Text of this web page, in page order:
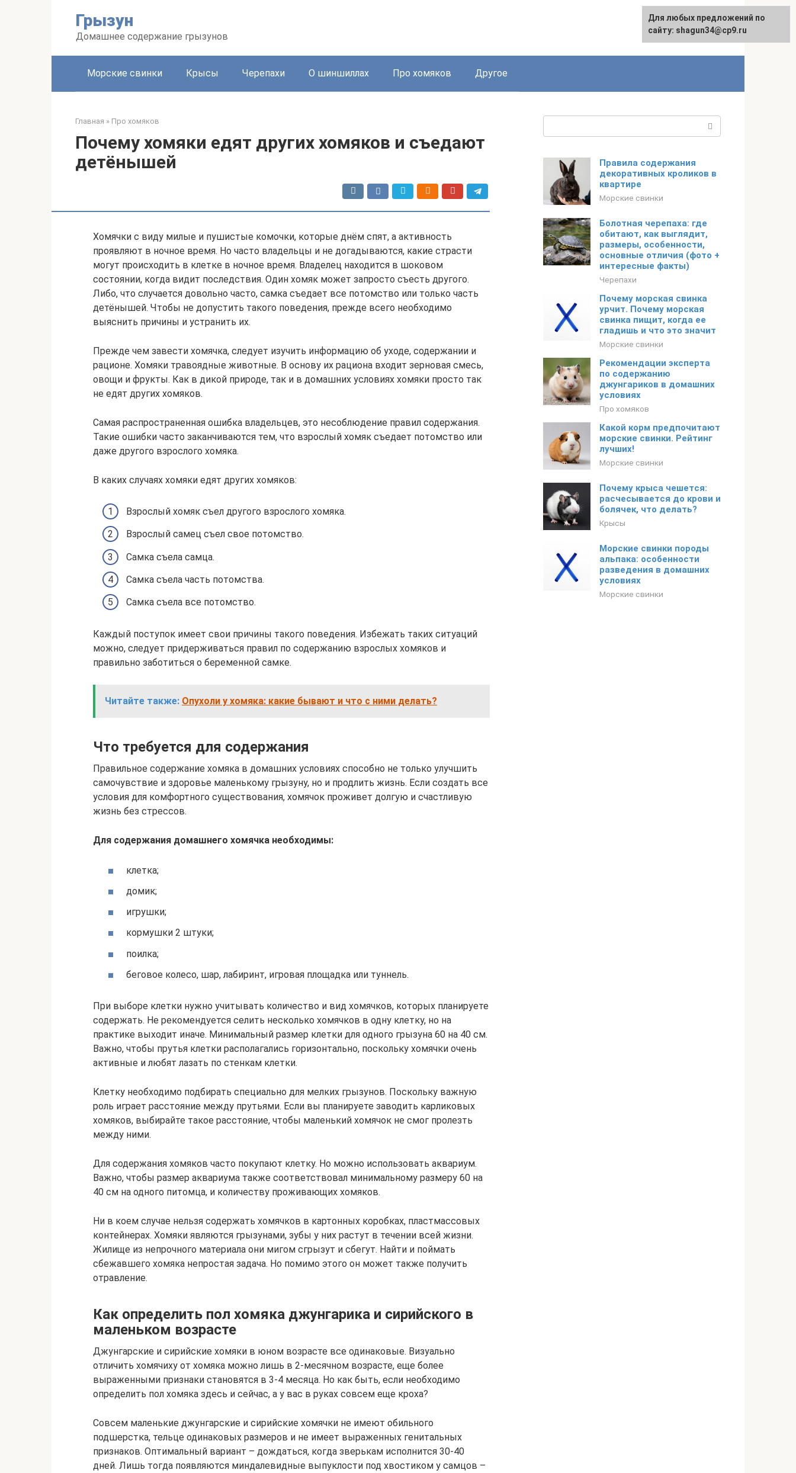
Грызун
Домашнее содержание грызунов
Морские свинки Крысы Черепахи О шиншиллах Про хомяков Другое
Главная » Про хомяков
Почему хомяки едят других хомяков и съедают
детёнышей
Хомячки с виду милые и пушистые комочки, которые днём спят, а активность
проявляют в ночное время. Но часто владельцы и не догадываются, какие страсти
могут происходить в клетке в ночное время. Владелец находится в шоковом
состоянии, когда видит последствия. Один хомяк может запросто съесть другого.
Либо, что случается довольно часто, самка съедает все потомство или только часть
детёнышей. Чтобы не допустить такого поведения, прежде всего необходимо
выяснить причины и устранить их.
Прежде чем завести хомячка, следует изучить информацию об уходе, содержании и
рационе. Хомяки травоядные животные. В основу их рациона входит зерновая смесь,
овощи и фрукты. Как в дикой природе, так и в домашних условиях хомяки просто так
не едят других хомяков.
Самая распространенная ошибка владельцев, это несоблюдение правил содержания.
Такие ошибки часто заканчиваются тем, что взрослый хомяк съедает потомство или
даже другого взрослого хомяка.
В каких случаях хомяки едят других хомяков:
Взрослый хомяк съел другого взрослого хомяка.
Взрослый самец съел свое потомство.
Самка съела самца.
Самка съела часть потомства.
Самка съела все потомство.
Каждый поступок имеет свои причины такого поведения. Избежать таких ситуаций
можно, следует придерживаться правил по содержанию взрослых хомяков и
правильно заботиться о беременной самке.
Читайте также: Опухоли у хомяка: какие бывают и что с ними делать?
Что требуется для содержания
Правильное содержание хомяка в домашних условиях способно не только улучшить
самочувствие и здоровье маленькому грызуну, но и продлить жизнь. Если создать все
условия для комфортного существования, хомячок проживет долгую и счастливую
жизнь без стрессов.
Для содержания домашнего хомячка необходимы:
клетка;
домик;
игрушки;
кормушки 2 штуки;
поилка;
беговое колесо, шар, лабиринт, игровая площадка или туннель.
При выборе клетки нужно учитывать количество и вид хомячков, которых планируете
содержать. Не рекомендуется селить несколько хомячков в одну клетку, но на
практике выходит иначе. Минимальный размер клетки для одного грызуна 60 на 40 см.
Важно, чтобы прутья клетки располагались горизонтально, поскольку хомячки очень
активные и любят лазать по стенкам клетки.
Клетку необходимо подбирать специально для мелких грызунов. Поскольку важную
роль играет расстояние между прутьями. Если вы планируете заводить карликовых
хомяков, выбирайте такое расстояние, чтобы маленький хомячок не смог пролезть
между ними.
Для содержания хомяков часто покупают клетку. Но можно использовать аквариум.
Важно, чтобы размер аквариума также соответствовал минимальному размеру 60 на
40 см на одного питомца, и количеству проживающих хомяков.
Ни в коем случае нельзя содержать хомячков в картонных коробках, пластмассовых
контейнерах. Хомяки являются грызунами, зубы у них растут в течении всей жизни.
Жилище из непрочного материала они мигом сгрызут и сбегут. Найти и поймать
сбежавшего хомяка непростая задача. Но помимо этого он может также получить
отравление.
Как определить пол хомяка джунгарика и сирийского в
маленьком возрасте
Джунгарские и сирийские хомяки в юном возрасте все одинаковые. Визуально
отличить хомячиху от хомяка можно лишь в 2-месячном возрасте, еще более
выраженными признаки становятся в 3-4 месяца. Но как быть, если необходимо
определить пол хомяка здесь и сейчас, а у вас в руках совсем еще кроха?
Совсем маленькие джунгарские и сирийские хомячки не имеют обильного
подшерстка, тельце одинаковых размеров и не имеет выраженных генитальных
признаков. Оптимальный вариант – дождаться, когда зверькам исполнится 30-40
дней. Лишь тогда появляются миндалевидные выпуклости под хвостиком у самцов –
Правила содержания
декоративных кроликов в
квартире
Морские свинки
Болотная черепаха: где
обитают, как выглядит,
размеры, особенности,
основные отличия (фото +
интересные факты)
Черепахи
Почему морская свинка
урчит. Почему морская
свинка пищит, когда ее
гладишь и что это значит
Морские свинки
Рекомендации эксперта
по содержанию
джунгариков в домашних
условиях
Про хомяков
Какой корм предпочитают
морские свинки. Рейтинг
лучших!
Морские свинки
Почему крыса чешется:
расчесывается до крови и
болячек, что делать?
Крысы
Морские свинки породы
альпака: особенности
разведения в домашних
условиях
Морские свинки
Для любых предложений по
сайту: shagun34@cp9.ru